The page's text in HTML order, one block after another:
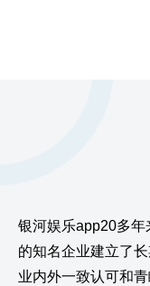
银河娱乐app20多年
的知名企业建立了长
业内外一致认可和青